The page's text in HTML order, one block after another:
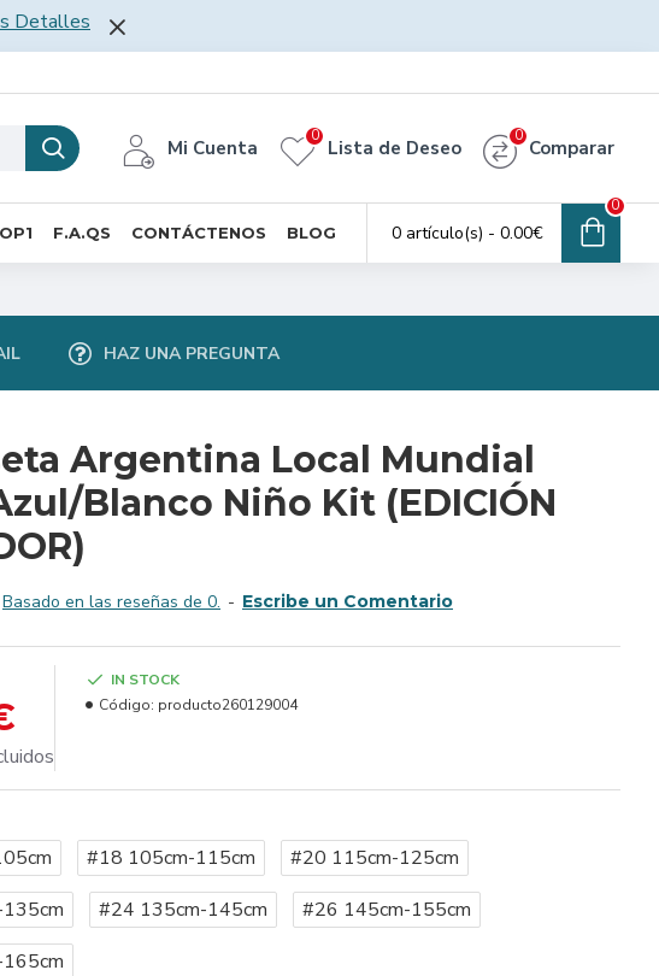
Detalles
Mi Cuenta Lista de Deseo
0
Comparar
0
F.A.QS CONTÁCTENOS BLOG 0 artículo(s) - 0.00€
0
HAZ UNA PREGUNTA
Argentina Local Mundial
Blanco Niño Kit (EDICIÓN
Basado en las reseñas de 0. - Escribe un Comentario
IN STOCK
Código: producto260129004
#18 105cm-115cm
#20 115cm-125cm
#24 135cm-145cm
#26 145cm-155cm